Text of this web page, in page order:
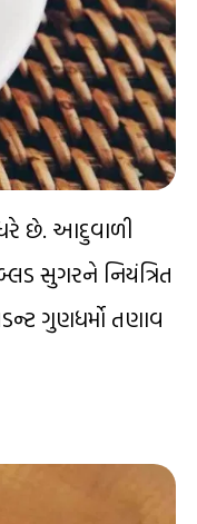
છે. આદુવાળી
સુગરને નિયંત્રિત
ગુણધર્મો તણાવ